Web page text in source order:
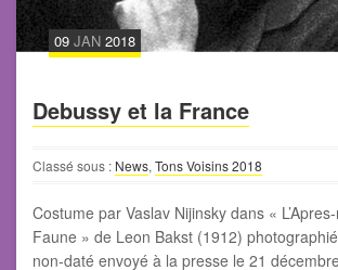
09 JAN 2018
Debussy et la France
Classé sous : News, Tons Voisins 2018
Costume par Vaslav Nijinsky dans « L’Apres-
Faune » de Leon Bakst (1912)
non-daté envoyé à la presse le 21